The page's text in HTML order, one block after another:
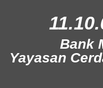
Bank
Yayasan